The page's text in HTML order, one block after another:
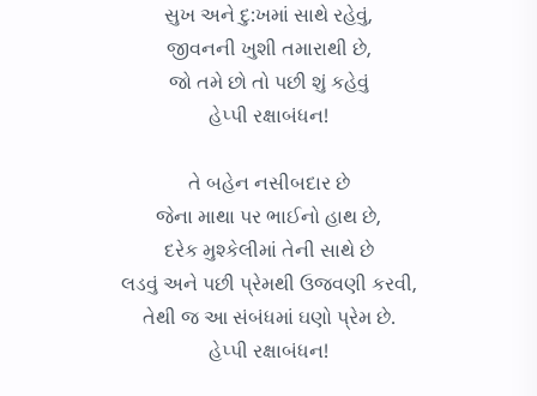
સુખ અને દુ:ખમાં સાથે રહેવું,
જીવનની ખુશી તમારાથી છે,
જો તમે છો તો પછી શું કહેવું
હેપ્પી રક્ષાબંધન!
તે બહેન નસીબદાર છે
જેના માથા પર ભાઈનો હાથ છે,
દરેક મુશ્કેલીમાં તેની સાથે છે
લડવું અને પછી પ્રેમથી ઉજવણી કરવી,
તેથી જ આ સંબંધમાં ઘણો પ્રેમ છે.
હેપ્પી રક્ષાબંધન!